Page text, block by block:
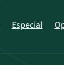
Especial